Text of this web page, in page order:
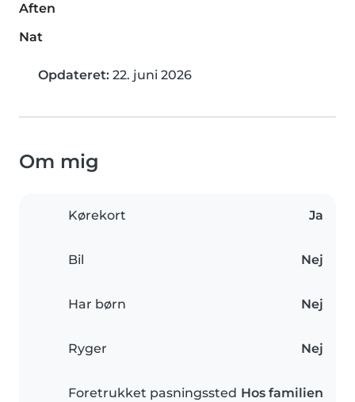
Aften
Nat
Opdateret: 22. juni 2026
Om mig
Kørekort Ja
Bil Nej
Har børn Nej
Ryger Nej
Foretrukket pasningssted Hos familien